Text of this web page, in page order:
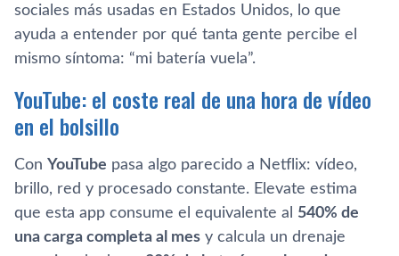
sociales más usadas en Estados Unidos, lo que
ayuda a entender por qué tanta gente percibe el
mismo síntoma: “mi batería vuela”.
YouTube: el coste real de una hora de vídeo
en el bolsillo
Con YouTube pasa algo parecido a Netflix: vídeo,
brillo, red y procesado constante. Elevate estima
que esta app consume el equivalente al 540% de
una carga completa al mes y calcula un drenaje